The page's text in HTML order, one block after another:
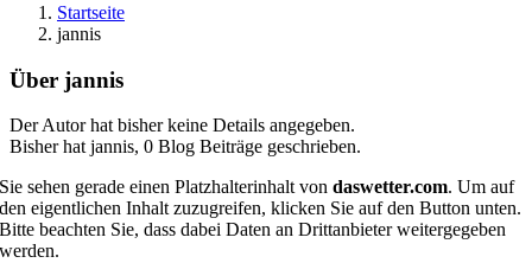
Startseite
jannis
Über jannis
Der Autor hat bisher keine Details angegeben.
Bisher hat jannis, 0 Blog Beiträge geschrieben.
Sie sehen gerade einen Platzhalterinhalt vondaswetter.com. Um auf
den eigentlichen Inhalt zuzugreifen, klicken Sie auf den Button unten.
Bitte beachten Sie, dass dabei Daten an Drittanbieter weitergegeben
werden.